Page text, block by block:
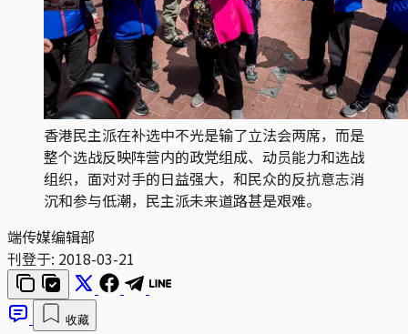
香港民主派在补选中不光是输了立法会两席，而是
整个选战反映阵营内的政党组成、动员能力和选战
组织，面对对手的日益强大，和民众的反抗意志消
沉和参与低潮，民主派未来道路甚是艰难。
端传媒编辑部
刊登于: 2018-03-21
收藏